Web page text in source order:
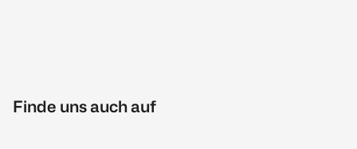
Finde uns auch auf